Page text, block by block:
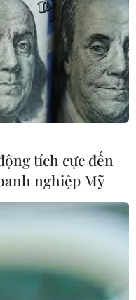
tích cực đến
nghiệp Mỹ